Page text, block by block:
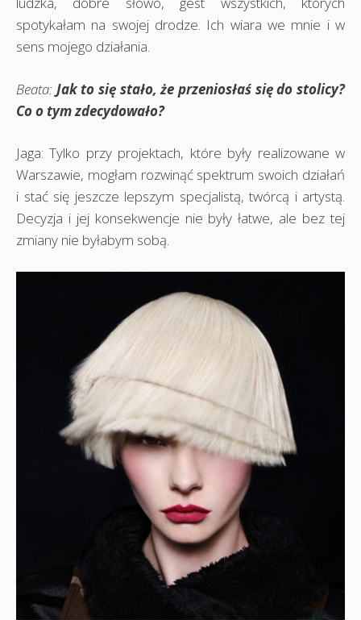
spotykałam na swojej drodze. Ich wiara we mnie i w
sens mojego działania.
Beata: Jak to się stało, że przeniosłaś się do stolicy?
Co o tym zdecydowało?
Jaga: Tylko przy projektach, które były realizowane w
Warszawie, mogłam rozwinąć spektrum swoich działań
i stać się jeszcze lepszym specjalistą, twórcą i artystą.
Decyzja i jej konsekwencje nie były łatwe, ale bez tej
zmiany nie byłabym sobą.